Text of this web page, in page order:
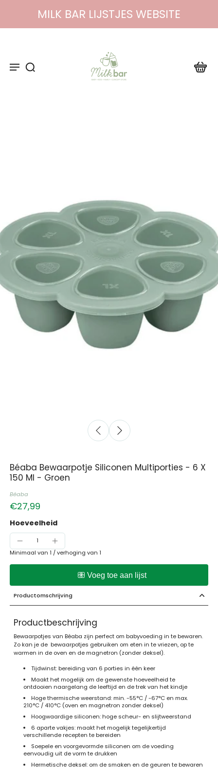
MILK BAR LIJSTJES WEBSITE
Béaba Bewaarpotje Siliconen Multiporties - 6 X
150 Ml - Groen
Béaba
€27,99
Hoeveelheid
Minimaal van 1 /verhoging van 1
Productomschrijving
Productbeschrijving
Bewaarpotjes van Béaba zijn perfect om babyvoeding in te bewaren.
Zo kan je de bewaarpotjes gebruiken om eten in te vriezen, op te
warmen in de oven en de magnetron (zonder deksel).
Tijdwinst: bereiding van 6 porties in één keer
Maakt het mogelijk om de gewenste hoeveelheid te
ontdooien naargelang de leeftijd en de trek van het kindje
Hoge thermische weerstand: min. -55°C / -67°C en max.
210°C / 410°C (oven en magnetron zonder deksel)
Hoogwaardige siliconen: hoge scheur- en slijtweerstand
6 aparte vakjes: maakt het mogelijk tegelijkertijd
verschillende recepten te bereiden
Soepele en voorgevormde siliconen om de voeding
eenvoudig uit de vorm te drukken
Hermetische deksel: om de smaken en de geuren te bewaren